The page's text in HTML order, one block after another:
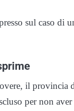
sul caso di
il provincia
per non